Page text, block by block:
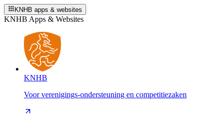
KNHB apps & websites
KNHB Apps & Websites
KNHB
Voor verenigings-ondersteuning en competitiezaken